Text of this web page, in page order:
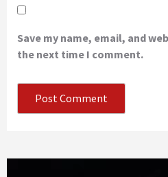
Save my name, email, and
the next time I comment.